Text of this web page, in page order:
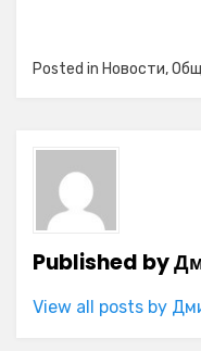
Posted in Новости,
Published by
View all posts by